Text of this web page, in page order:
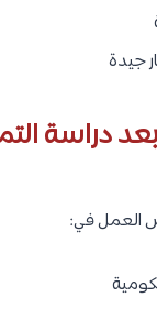
جيدة
دراسة
العمل في: